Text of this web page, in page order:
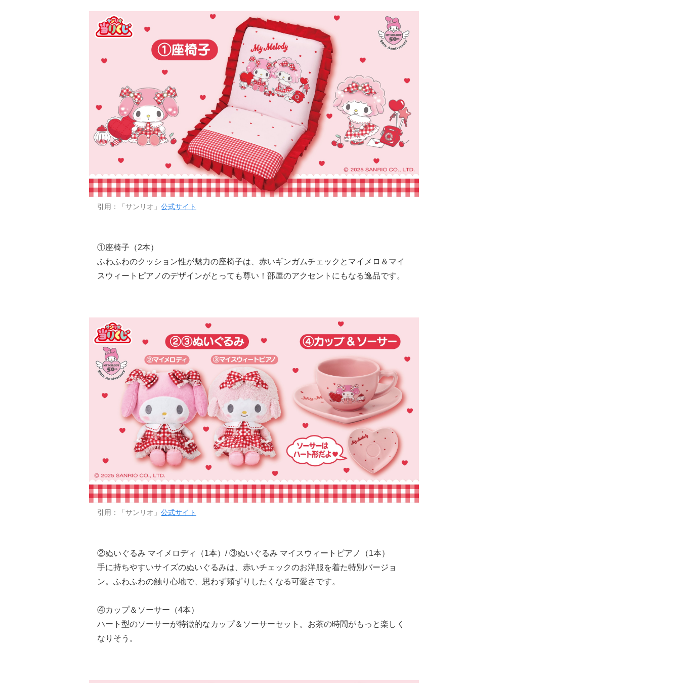
引用：「サンリオ」 公式サイト
①座椅子（2本）
ふわふわのクッション性が魅力の座椅子は、赤いギンガムチェックとマイメロ＆マイ
スウィートピアノのデザインがとっても尊い！部屋のアクセントにもなる逸品です。
引用：「サンリオ」 公式サイト
②ぬいぐるみ マイメロディ（1本）/ ③ぬいぐるみ マイスウィートピアノ（1本）
手に持ちやすいサイズのぬいぐるみは、赤いチェックのお洋服を着た特別バージョ
ン。ふわふわの触り心地で、思わず頬ずりしたくなる可愛さです。
④カップ＆ソーサー（4本）
ハート型のソーサーが特徴的なカップ＆ソーサーセット。お茶の時間がもっと楽しく
なりそう。